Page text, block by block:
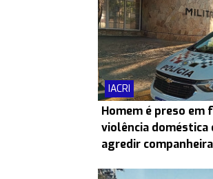
IACRI
Homem é preso
violência doméstica
agredir